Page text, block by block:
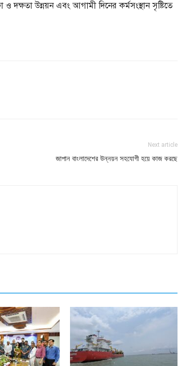
দক্ষতা উন্নয়ন এবং আগামী দিনের কর্মসংস্থান সৃষ্টিতে
Next article
জাপান বাংলাদেশের উন্নয়ন সহযোগী হয়ে কাজ করছে